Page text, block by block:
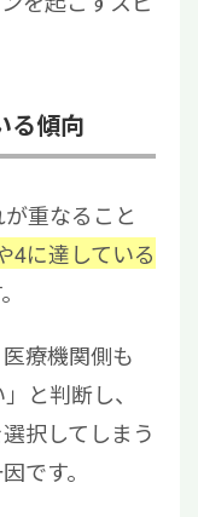
る傾向
重なること
4に達している
療機関側も
と判断し、
択してしまう
です。